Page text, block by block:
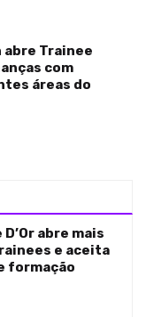
Trainee
com
áreas do
abre mais
e aceita
formação